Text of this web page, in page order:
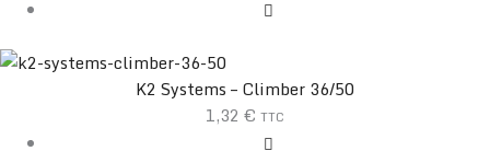
K2 Systems – Climber 36/50
1,32 € TTC